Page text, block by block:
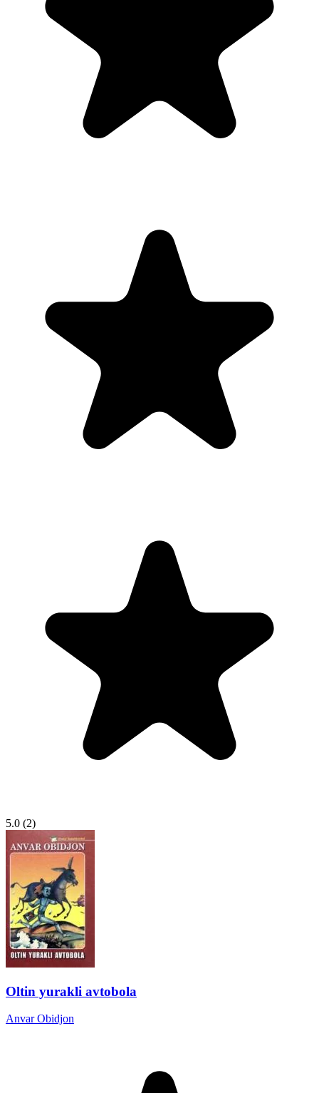
5.0 (2)
Oltin yurakli avtobola
Anvar Obidjon